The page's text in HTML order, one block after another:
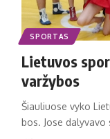
SPORTAS
Lie­tu­vos
var­žy­bos
Šiau­liuo­se vy­ko
bos. Jo­se